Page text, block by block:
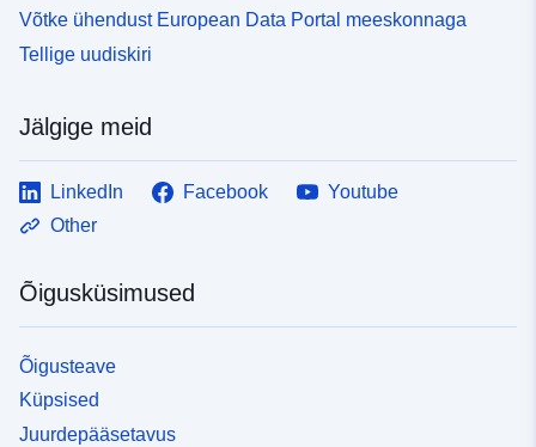
Võtke ühendust European Data Portal meeskonnaga
Tellige uudiskiri
Jälgige meid
LinkedIn Facebook
Youtube
Other
Õigusküsimused
Õigusteave
Küpsised
Juurdepääsetavus